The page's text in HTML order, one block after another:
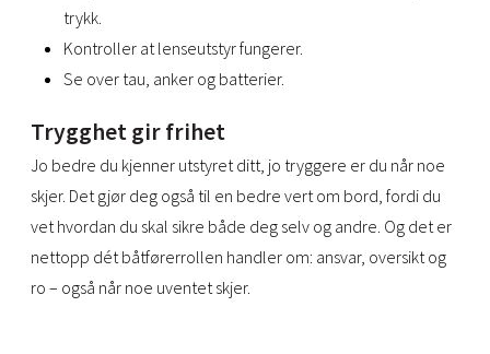
trykk.
Kontroller at lenseutstyr fungerer.
Se over tau, anker og batterier.
Trygghet gir frihet
Jo bedre du kjenner utstyret ditt, jo tryggere er du når noe
skjer. Det gjør deg også til en bedre vert om bord, fordi du
vet hvordan du skal sikre både deg selv og andre. Og det er
nettopp dét båtførerrollen handler om: ansvar, oversikt og
ro – også når noe uventet skjer.